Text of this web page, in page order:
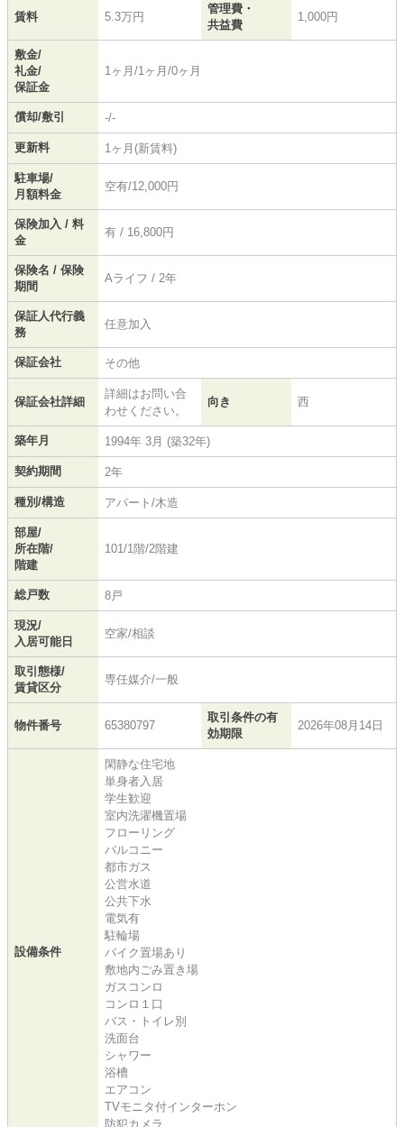
賃料 5.3万円
管理費・
共益費
1,000円
敷金/
礼金/
保証金
1ヶ月/1ヶ月/0ヶ月
償却/敷引 -/-
更新料 1ヶ月(新賃料)
駐車場/
月額料金
空有/12,000円
保険加入 / 料
金
有 / 16,800円
保険名 / 保険
期間
Aライフ / 2年
保証人代行義
務
任意加入
保証会社 その他
保証会社詳細
詳細はお問い合
わせください。
向き 西
築年月 1994年 3月 (築32年)
契約期間 2年
種別/構造 アパート/木造
部屋/
所在階/
階建
101/1階/2階建
総戸数 8戸
現況/
入居可能日
空家/相談
取引態様/
賃貸区分
専任媒介/一般
物件番号 65380797
取引条件の有
効期限
2026年08月14日
設備条件
閑静な住宅地
単身者入居
学生歓迎
室内洗濯機置場
フローリング
バルコニー
都市ガス
公営水道
公共下水
電気有
駐輪場
バイク置場あり
敷地内ごみ置き場
ガスコンロ
コンロ１口
バス・トイレ別
洗面台
シャワー
浴槽
エアコン
TVモニタ付インターホン
防犯カメラ